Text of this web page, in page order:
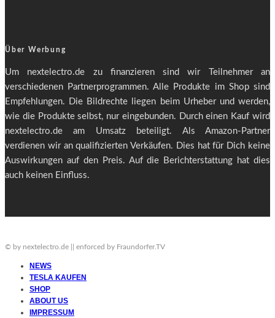
Über Werbung
Um nextelectro.de zu finanzieren sind wir Teilnehmer an
verschiedenen Partnerprogrammen. Alle Produkte im Shop sind
Empfehlungen. Die Bildrechte liegen beim Urheber und werden,
wie die Produkte selbst, nur eingebunden. Durch einen Kauf wird
nextelectro.de am Umsatz beteiligt. Als Amazon-Partner
verdienen wir an qualifizierten Verkäufen. Dies hat für Dich keine
Auswirkungen auf den Preis. Auf die Berichterstattung hat dies
auch keinen Einfluss.
© by nextelectro.de || enforced by Fraundorfer.TV
NEWS
TESLA KAUFEN
SHOP
ABOUT US
IMPRESSUM